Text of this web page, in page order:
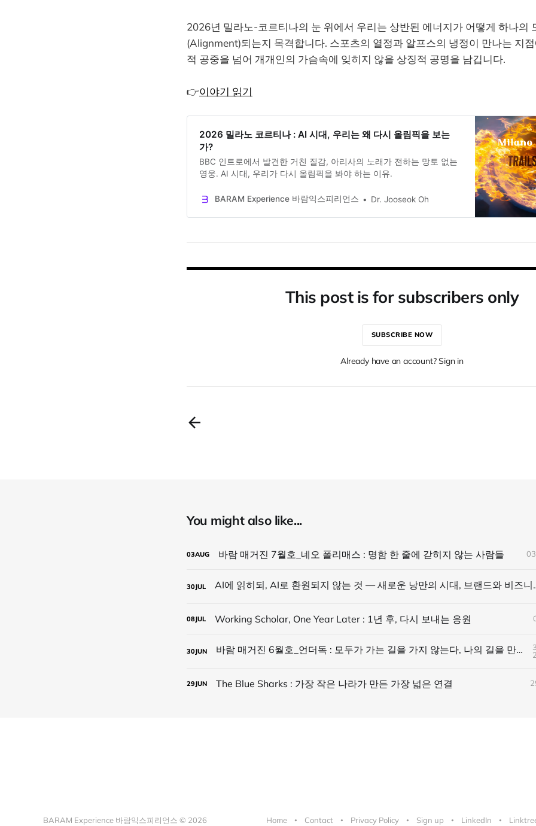
2026년 밀라노-코르티나의 눈 위에서 우리는 상반된 에너지가 어떻게 하나의
(Alignment)되는지 목격합니다. 스포츠의 열정과 알프스의 냉정이 만나는 지
적 공중을 넘어 개개인의 가슴속에 잊히지 않을 상징적 공명을 남깁니다.
👉이야기 읽기
2026 밀라노 코르티나 : AI 시대, 우리는 왜 다시 올림픽을 보는
가?
BBC 인트로에서 발견한 거친 질감, 아리사의 노래가 전하는 망토 없는
영웅. AI 시대, 우리가 다시 올림픽을 봐야 하는 이유.
BARAM Experience 바람익스피리언스 Dr. Jooseok Oh
This post is for subscribers only
SUBSCRIBE NOW
Already have an account? Sign in
You might also like...
03AUG 바람 매거진 7월호_네오 폴리매스 : 명함 한 줄에 갇히지 않는 사람들
30JUL AI에 읽히되, AI로 환원되
08JUL Working Scholar, One Year Later : 1년 후, 다시 보내는 응원
30JUN 바람 매거진 6월호_언더독 : 모두가 가는 길을 가지 않는다, 나의 길을 만든다
29JUN The Blue Sharks : 가장 작은 나라가 만든 가장 넓은 연결
BARAM Experience 바람익스피리언스 © 2026 Home Contact Privacy Policy Sign up LinkedIn